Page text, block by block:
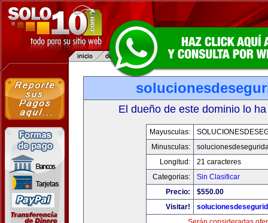
El dueño de este dominio lo
Mayusculas:
Minusculas:
Longitud:
21 caracteres
Categorias:
Sin Clasificar
Precio:
$550.00
Visitar!